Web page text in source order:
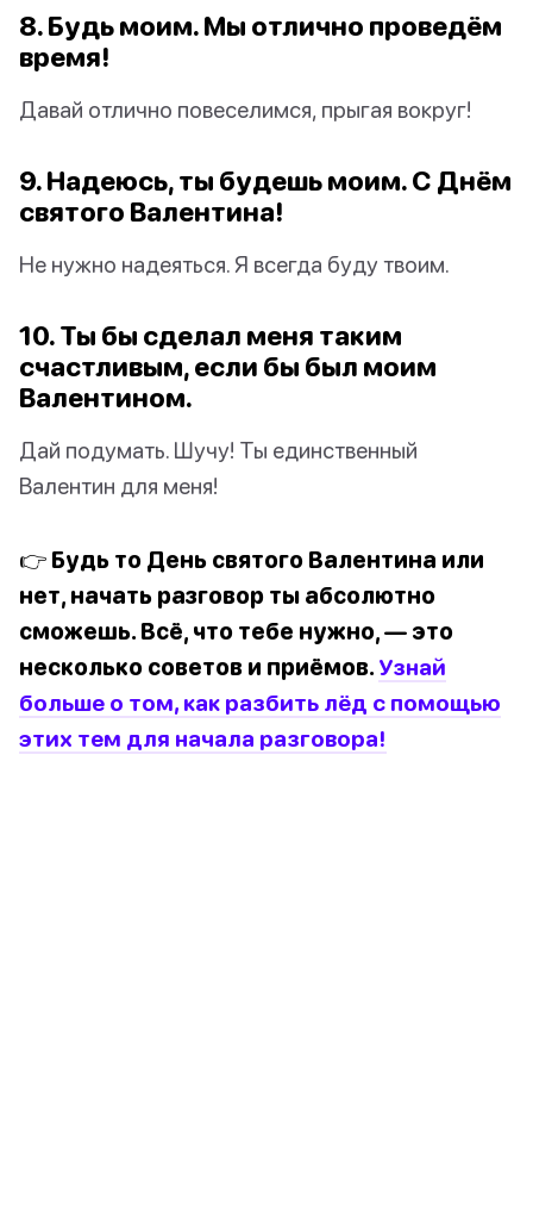
8. Будь моим. Мы отлично проведём
время!
Давай отлично повеселимся, прыгая вокруг!
9. Надеюсь, ты будешь моим. С Днём
святого Валентина!
Не нужно надеяться. Я всегда буду твоим.
10. Ты бы сделал меня таким
счастливым, если бы был моим
Валентином.
Дай подумать. Шучу! Ты единственный
Валентин для меня!
👉 Будь то День святого Валентина или
нет, начать разговор ты абсолютно
сможешь. Всё, что тебе нужно, — это
несколько советов и приёмов. Узнай
больше о том, как разбить лёд с помощью
этих тем для начала разговора!